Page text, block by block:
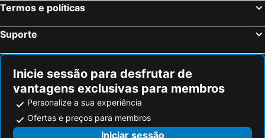
Termos e políticas
Suporte
Inicie sessão para desfrutar de
vantagens exclusivas para membros
Personalize a sua experiência
Ofertas e preços para membros
Iniciar sessão